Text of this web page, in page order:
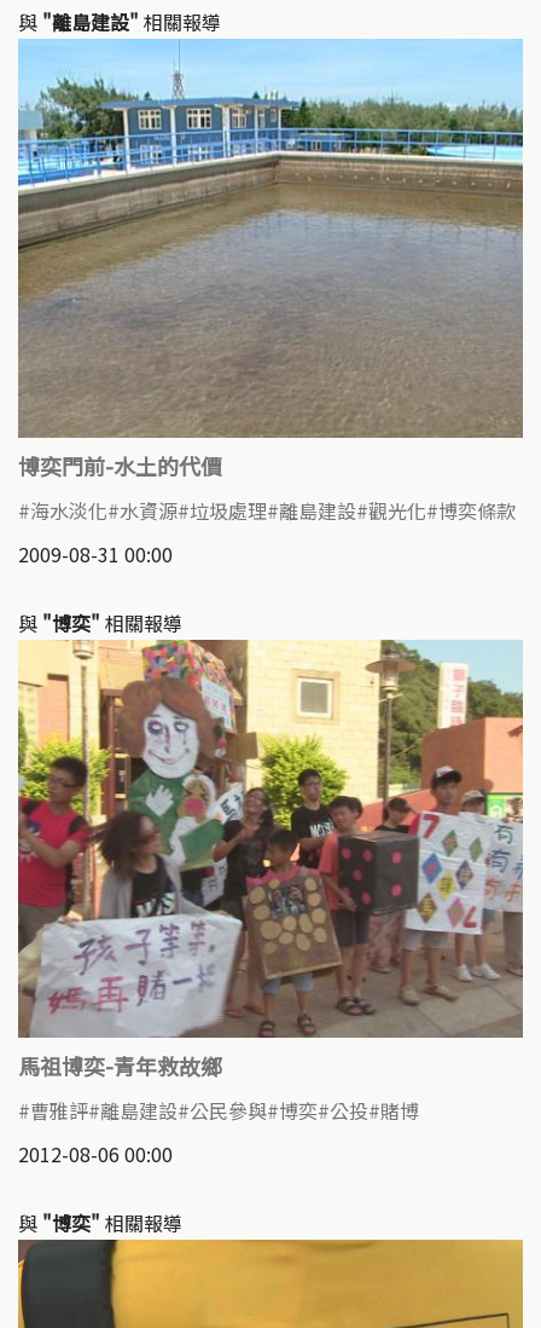
與 "離島建設" 相關報導
博奕門前-水土的代價
海水淡化 水資源 垃圾處理 離島建設 觀光化 博奕條款
2009-08-31 00:00
與 "博奕" 相關報導
馬祖博奕-青年救故鄉
曹雅評 離島建設 公民參與 博奕 公投 賭博
2012-08-06 00:00
與 "博奕" 相關報導